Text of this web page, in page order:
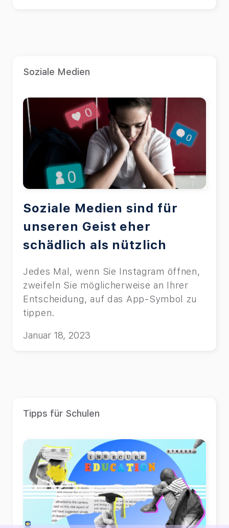
Soziale Medien
Soziale Medien sind für
unseren Geist eher
schädlich als nützlich
Jedes Mal, wenn Sie Instagram öffnen,
zweifeln Sie möglicherweise an Ihrer
Entscheidung, auf das App-Symbol zu
tippen.
Januar 18, 2023
Tipps für Schulen